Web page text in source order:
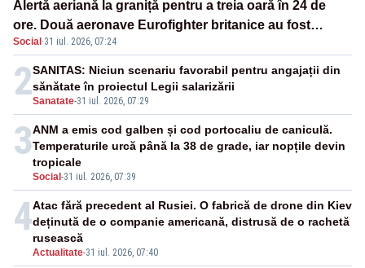
Alertă aeriană la graniță pentru a treia oară în 24 de
ore. Două aeronave Eurofighter britanice au fost
ridicate de la sol
Social ·31 iul. 2026, 07:24
2Sanatate-31 iul. 2026, 07:29
SANITAS: Niciun scenariu favorabil pentru angajații din
sănătate în proiectul Legii salarizării
3
Social -31 iul. 2026, 07:39
ANM a emis cod galben și cod portocaliu de caniculă.
Temperaturile urcă până la 38 de grade, iar nopțile devin
tropicale
4
Actualitate-31 iul. 2026, 07:40
Atac fără precedent al Rusiei. O fabrică de drone din Kiev
deținută de o companie americană, distrusă de o rachetă
rusească